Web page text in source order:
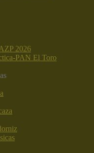
2026
PAN El Toro